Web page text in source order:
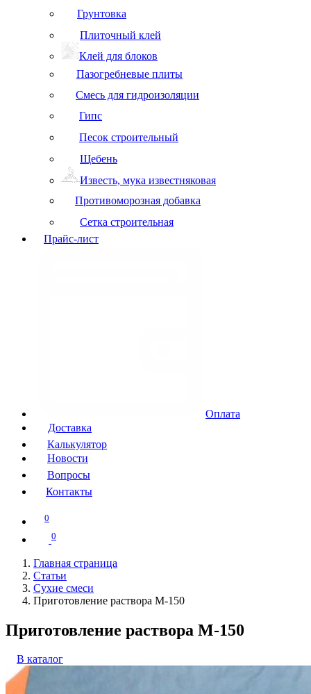
Грунтовка
Плиточный клей
Клей для блоков
Пазогребневые плиты
Смесь для гидроизоляции
Гипс
Песок строительный
Щебень
Известь, мука известняковая
Противоморозная добавка
Сетка строительная
Прайс-лист
Оплата
Доставка
Калькулятор
Новости
Вопросы
Контакты
0
0
Главная страница
Статьи
Сухие смеси
Приготовление раствора М-150
Приготовление раствора М-150
В каталог